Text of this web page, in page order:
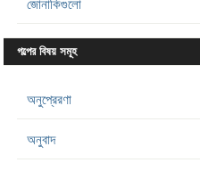
জোনাকিগুলো
গল্পের বিষয় সমূহ
অনুপ্রেরণা
অনুবাদ